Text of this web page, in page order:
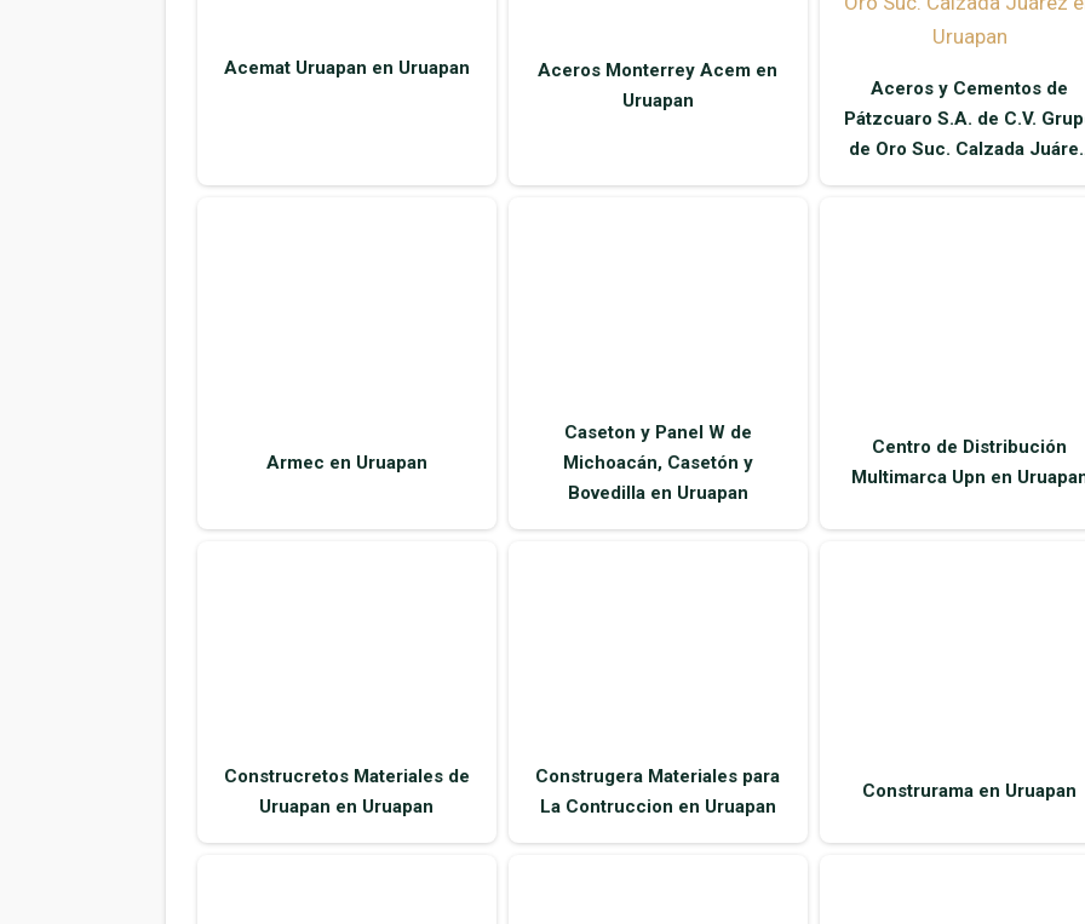
Acemat Uruapan en Uruapan
Aceros Monterrey Acem en
Uruapan
Aceros y Cementos de
Pátzcuaro S.A. de C.V.
de Oro Suc. Calzada